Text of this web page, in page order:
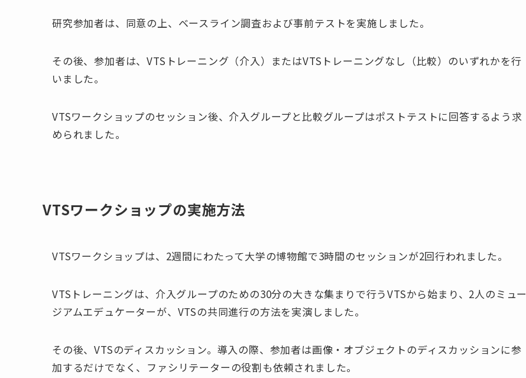
研究参加者は、同意の上、ベースライン調査および事前テストを実施しました。
その後、参加者は、VTSトレーニング（介入）またはVTSトレーニングなし（比較）のいずれかを行
いました。
VTSワークショップのセッション後、介入グループと比較グループはポストテストに回答するよう求
められました。
VTSワークショップの実施方法
VTSワークショップは、2週間にわたって大学の博物館で3時間のセッションが2回行われました。
VTSトレーニングは、介入グループのための30分の大きな集まりで行うVTSから始まり、2人のミュー
ジアムエデュケーターが、VTSの共同進行の方法を実演しました。
その後、VTSのディスカッション。導入の際、参加者は画像・オブジェクトのディスカッションに参
加するだけでなく、ファシリテーターの役割も依頼されました。